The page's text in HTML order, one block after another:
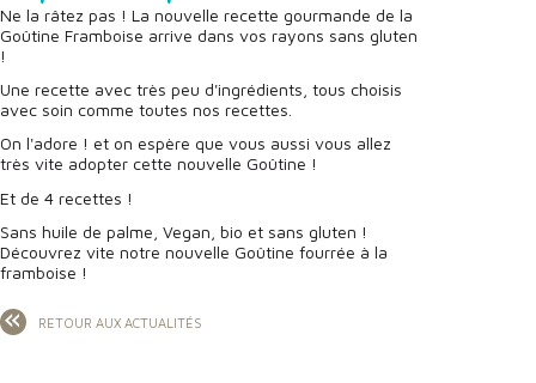
Ne la râtez pas ! La nouvelle recette gourmande de la
Goûtine Framboise arrive dans vos rayons sans gluten
!
Une recette avec très peu d'ingrédients, tous choisis
avec soin comme toutes nos recettes.
On l'adore ! et on espère que vous aussi vous allez
très vite adopter cette nouvelle Goûtine !
Et de 4 recettes !
Sans huile de palme, Vegan, bio et sans gluten !
Découvrez vite notre nouvelle Goûtine fourrée à la
framboise !
RETOUR AUX ACTUALITÉS